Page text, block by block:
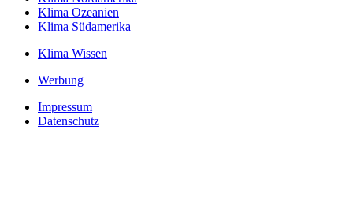
Klima Ozeanien
Klima Südamerika
Klima Wissen
Werbung
Impressum
Datenschutz